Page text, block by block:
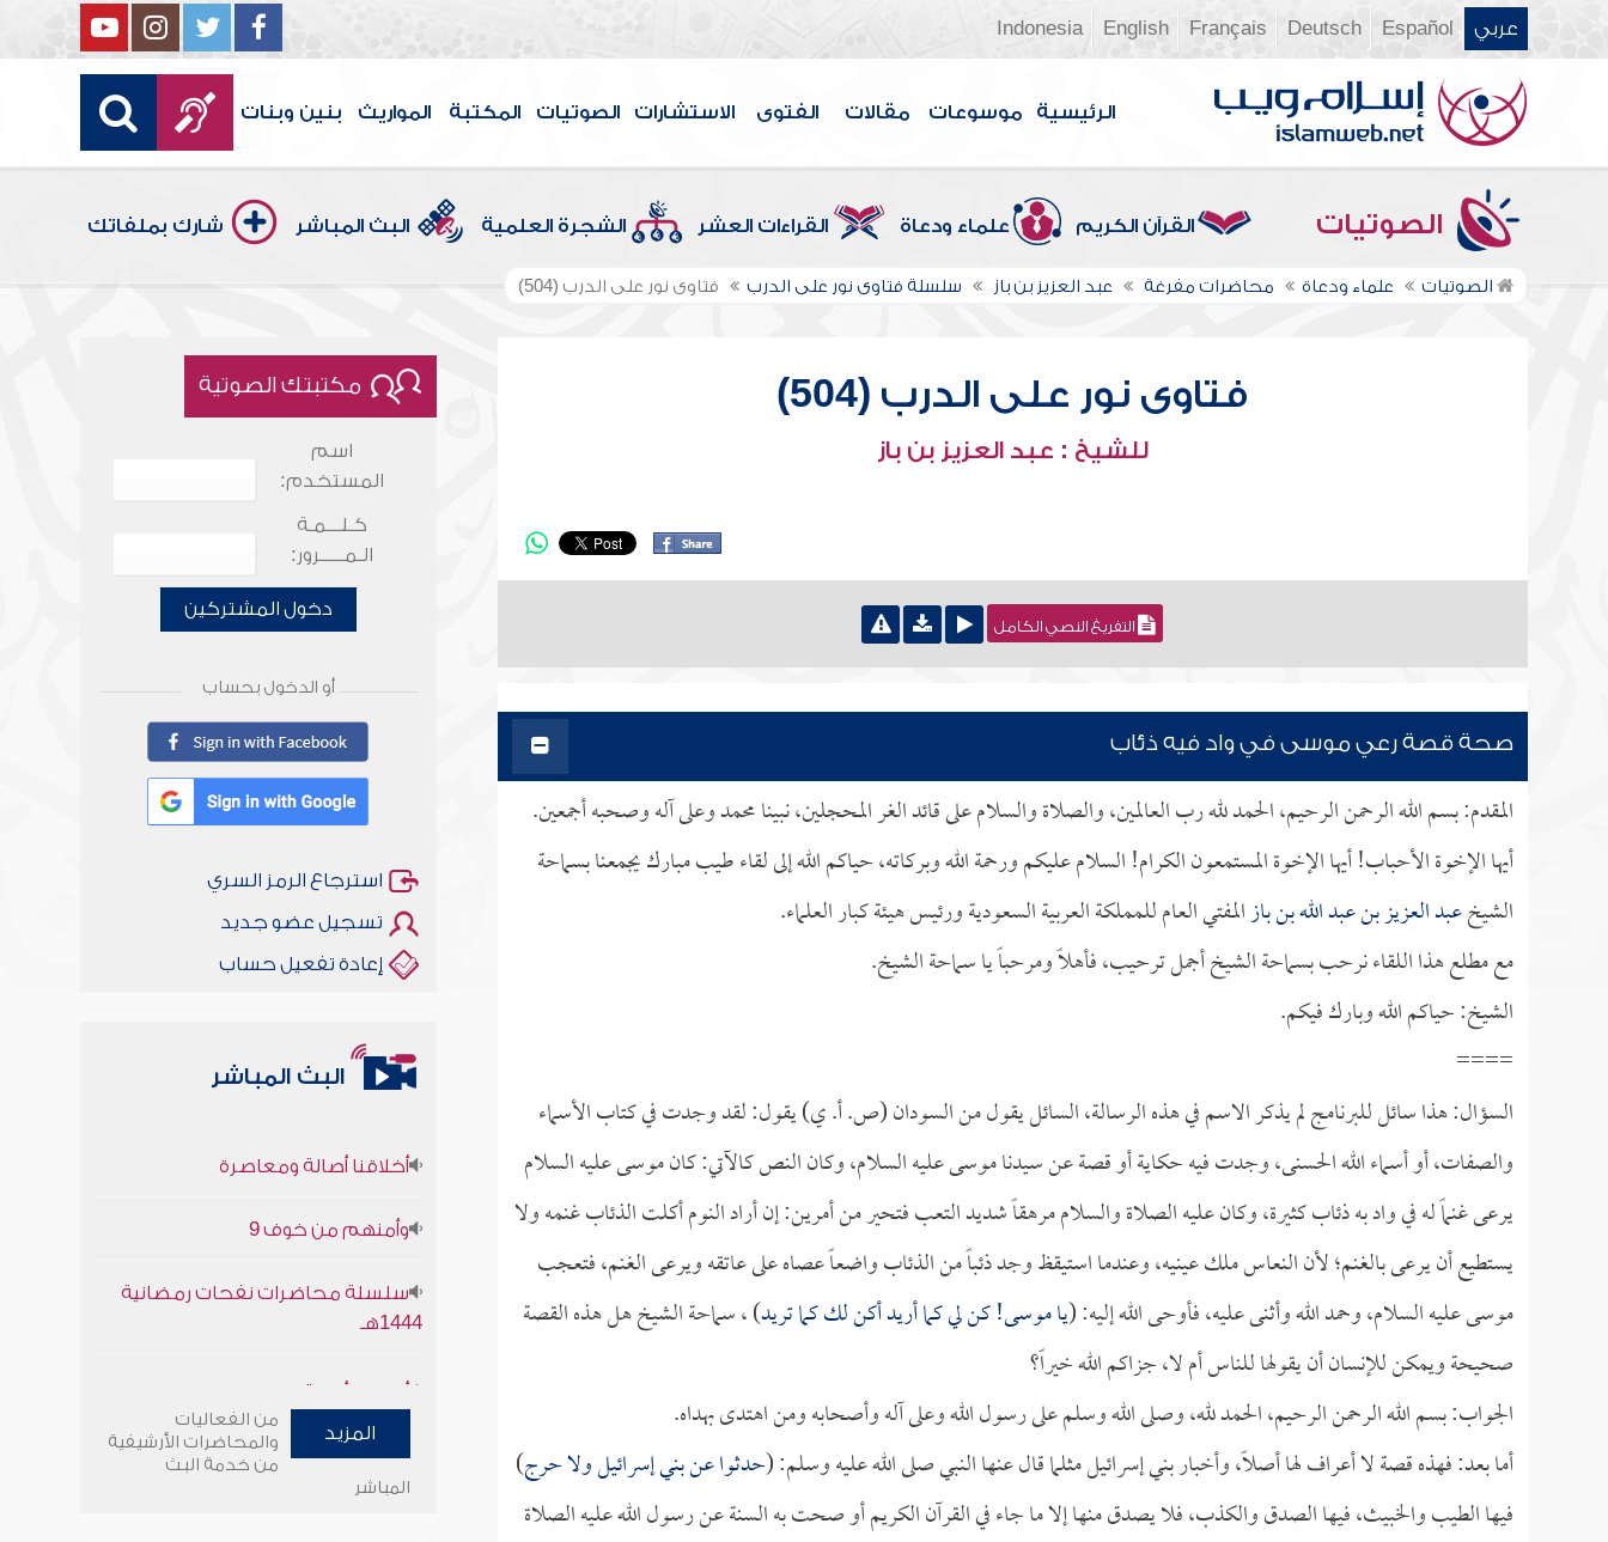
عربي Español
Deutsch
Français
English
Indonesia
الرئيسية موسوعات مقالات الفتوى الاستشارات الصوتيات المكتبة المواريث بنين وبنات
الصوتيات القرآن الكريم علماء ودعاة القراءات العشر الشجرة العلمية البث المباشر شارك بملفاتك
الصوتيات علماء ودعاة محاضرات مفرغة عبد العزيز بن باز سلسلة فتاوى نور على الدرب فتاوى نور على الدرب (504)
فتاوى نور على الدرب (504)
للشيخ : عبد العزيز بن باز
التفريغ النصي الكامل
صحة قصة رعي موسى في واد فيه ذئاب
المقدم: بسم الله الرحمن الرحيم، الحمد لله رب العالمين، والصلاة والسلام على قائد الغر المحجلين، نبينا محمد وعلى آله وصحبه أجمعين.
أيها الإخوة الأحباب! أيها الإخوة المستمعون الكرام! السلام عليكم ورحمة الله وبركاته، حياكم الله إلى لقاء طيب مبارك يجمعنا بسماحة
الشيخعبد العزيز بن عبد الله بن بازالمفتي العام للمملكة العربية السعودية ورئيس هيئة كبار العلماء.
مع مطلع هذا اللقاء نرحب بسماحة الشيخ أجمل ترحيب، فأهلاً ومرحباً يا سماحة الشيخ.
الشيخ: حياكم الله وبارك فيكم.
====
السؤال: هذا سائل للبرنامج لم يذكر الاسم في هذه الرسالة، السائل يقول من السودان (ص. أ. ي) يقول: لقد وجدت في كتاب الأسماء
والصفات، أو أسماء الله الحسنى، وجدت فيه حكاية أو قصة عن سيدنا موسى عليه السلام، وكان النص كالآتي: كان موسى عليه السلام
يرعى غنماً له في واد به ذئاب كثيرة، وكان عليه الصلاة والسلام مرهقاً شديد التعب فتحير من أمرين: إن أراد النوم أكلت الذئاب غنمه ولا
يستطيع أن يرعى بالغنم؛ لأن النعاس ملك عينيه، وعندما استيقظ وجد ذئباً من الذئاب واضعاً عصاه على عاتقه ويرعى الغنم، فتعجب
موسى عليه السلام، وحمد الله وأثنى عليه، فأوحى الله إليه: (يا موسى! كن لي كما أريد أكن لك كما تريد) ، سماحة الشيخ هل هذه القصة
صحيحة ويمكن للإنسان أن يقولها للناس أم لا، جزاكم الله خيراً؟
الجواب: بسم الله الرحمن الرحيم، الحمد لله، وصلى الله وسلم على رسول الله وعلى آله وأصحابه ومن اهتدى بهداه.
أما بعد: فهذه قصة لا أعراف لها أصلاً، وأخبار بني إسرائيل مثلما قال عنها النبي صلى الله عليه وسلم: (حدثوا عن بني إسرائيل ولا حرج)
فيها الطيب والخبيث، فيها الصدق والكذب، فلا يصدق منها إلا ما جاء في القرآن الكريم أو صحت به السنة عن رسول الله عليه الصلاة
مكتبتك الصوتية
اسم
المستخدم:
كـلـــمـة
الـمـــــرور:
دخول المشتركين
أو الدخول بحساب
استرجاع الرمز السري
تسجيل عضو جديد
إعادة تفعيل حساب
البث المباشر
1444هـ
وأمنهم من خوف 9
سلسلة محاضرات نفحات رمضانية
المزيد
من الفعاليات
والمحاضرات الأرشيفية
من خدمة البث
المباشر